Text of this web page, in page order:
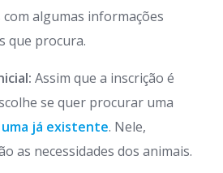
algumas informações
que procura.
Assim que a inscrição é
se quer procurar uma
já existente. Nele,
as necessidades dos animais.